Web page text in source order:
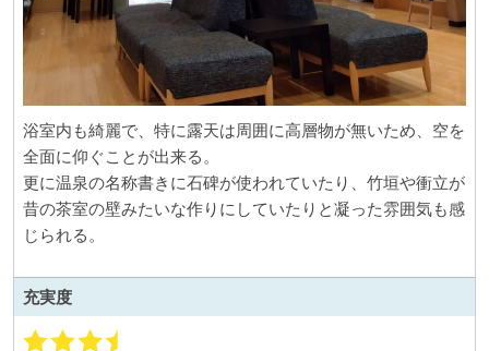
浴室内も綺麗で、特に露天は周囲に高層物が無いため、空を
全面に仰ぐことが出来る。
更に温泉の名称書きに石碑が使われていたり、竹垣や衝立が
昔の茶室の壁みたいな作りにしていたりと凝った雰囲気も感
じられる。
充実度